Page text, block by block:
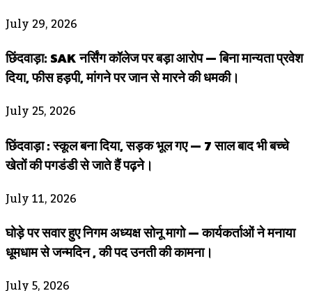
July 29, 2026
छिंदवाड़ा: SAK नर्सिंग कॉलेज पर बड़ा आरोप — बिना मान्यता प्रवेश
दिया, फीस हड़पी, मांगने पर जान से मारने की धमकी।
July 25, 2026
छिंदवाड़ा : स्कूल बना दिया, सड़क भूल गए — 7 साल बाद भी बच्चे
खेतों की पगडंडी से जाते हैं पढ़ने।
July 11, 2026
घोड़े पर सवार हुए निगम अध्यक्ष सोनू मागो — कार्यकर्ताओं ने मनाया
धूमधाम से जन्मदिन , की पद उनती की कामना।
July 5, 2026